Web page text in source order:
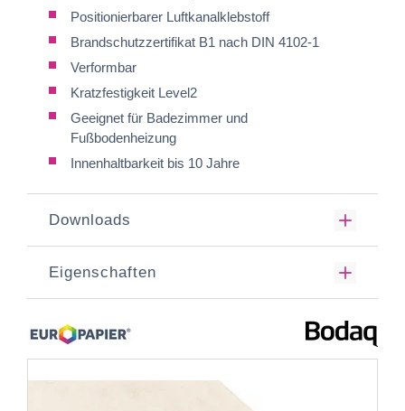
Positionierbarer Luftkanalklebstoff
Brandschutzzertifikat B1 nach DIN 4102-1
Verformbar
Kratzfestigkeit Level2
Geeignet für Badezimmer und
Fußbodenheizung
Innenhaltbarkeit bis 10 Jahre
Downloads
Eigenschaften